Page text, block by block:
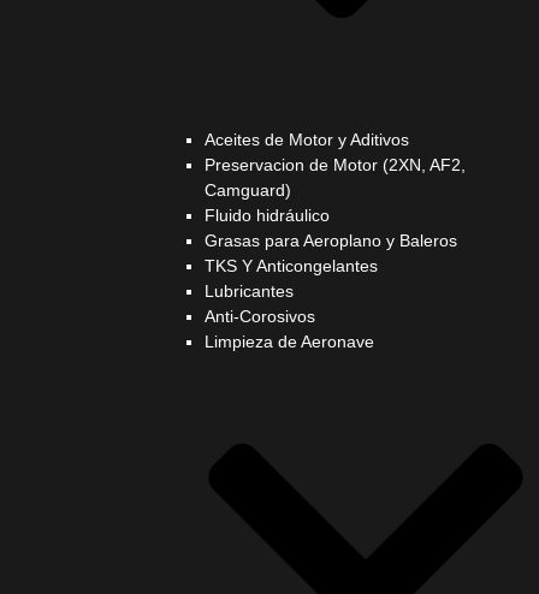
Aceites de Motor y Aditivos
Preservacion de Motor (2XN, AF2,
Camguard)
Fluido hidráulico
Grasas para Aeroplano y Baleros
TKS Y Anticongelantes
Lubricantes
Anti-Corosivos
Limpieza de Aeronave